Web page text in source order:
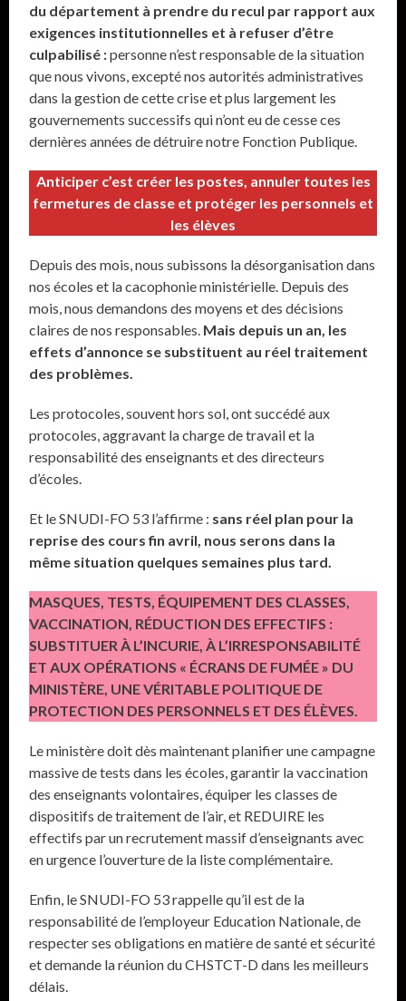
du département à prendre du recul par rapport aux
exigences institutionnelles et à refuser d’être
culpabilisé :personne n’est responsable de la situation
que nous vivons, excepté nos autorités administratives
dans la gestion de cette crise et plus largement les
gouvernements successifs qui n’ont eu de cesse ces
dernières années de détruire notre Fonction Publique.
Anticiper c’est créer les postes, annuler toutes les
fermetures de classe et protéger les personnels et
les élèves
Depuis des mois, nous subissons la désorganisation dans
nos écoles et la cacophonie ministérielle. Depuis des
mois, nous demandons des moyens et des décisions
claires de nos responsables. Mais depuis un an, les
effets d’annonce se substituent au réel traitement
des problèmes.
Les protocoles, souvent hors sol, ont succédé aux
protocoles, aggravant la charge de travail et la
responsabilité des enseignants et des directeurs
d’écoles.
Et le SNUDI-FO 53 l’affirme : sans réel plan pour la
reprise des cours fin avril, nous serons dans la
même situation quelques semaines plus tard.
MASQUES, TESTS, ÉQUIPEMENT DES CLASSES,
VACCINATION, RÉDUCTION DES EFFECTIFS :
SUBSTITUER À L’INCURIE, À L’IRRESPONSABILITÉ
ET AUX OPÉRATIONS « ÉCRANS DE FUMÉE » DU
MINISTÈRE, UNE VÉRITABLE POLITIQUE DE
PROTECTION DES PERSONNELS ET DES ÉLÈVES.
Le ministère doit dès maintenant planifier une campagne
massive de tests dans les écoles, garantir la vaccination
des enseignants volontaires, équiper les classes de
dispositifs de traitement de l’air, et REDUIRE les
effectifs par un recrutement massif d’enseignants avec
en urgence l’ouverture de la liste complémentaire.
Enfin, le SNUDI-FO 53 rappelle qu’il est de la
responsabilité de l’employeur Education Nationale, de
respecter ses obligations en matière de santé et sécurité
et demande la réunion du CHSTCT-D dans les meilleurs
délais.